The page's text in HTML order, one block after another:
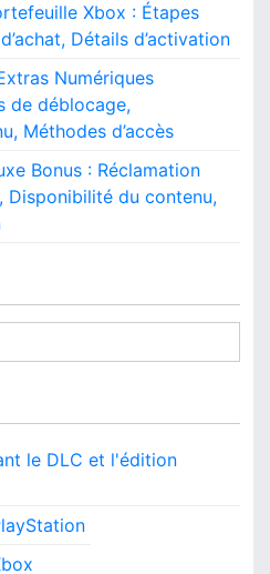
Xbox : Étapes
Détails d’activation
Numériques
de déblocage,
Méthodes d’accès
Bonus : Réclamation
Disponibilité du contenu,
le DLC et l'édition